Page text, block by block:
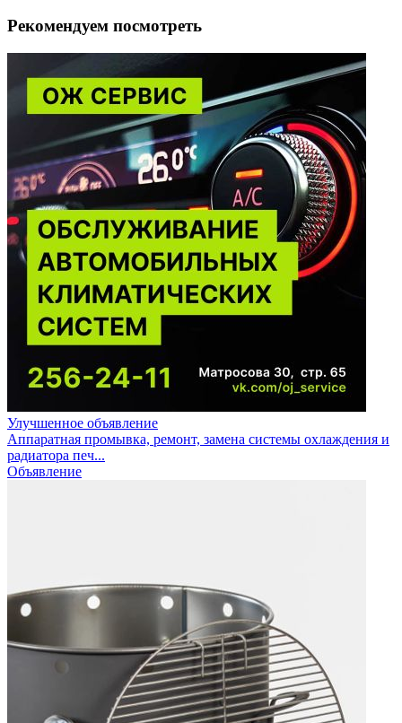
Рекомендуем посмотреть
Улучшенное объявление
Аппаратная промывка, ремонт, замена системы охлаждения и
радиатора печ...
Объявление